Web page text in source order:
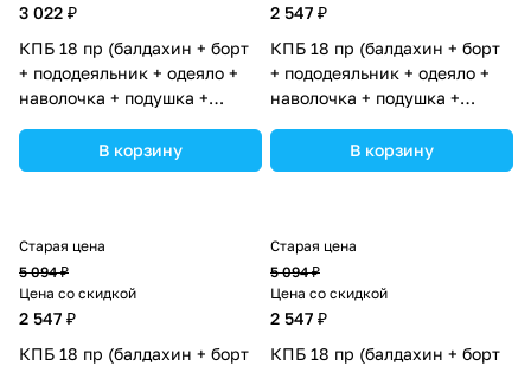
3 022 ₽
КПБ 18 пр (балдахин + борт
+ пододеяльник + одеяло +
наволочка + подушка +
(№1128-2-1_02) цвета в
ассортименте.
В корзину
2 547 ₽
КПБ 18 пр (балдахин + борт
+ пододеяльник + одеяло +
наволочка + подушка +
(№1127-2-1_03) цвета в
ассортименте.
В корзину
Старая цена
5 094 ₽
Цена со скидкой
2 547 ₽
КПБ 18 пр (балдахин + борт
Старая цена
5 094 ₽
Цена со скидкой
2 547 ₽
КПБ 18 пр (балдахин + борт